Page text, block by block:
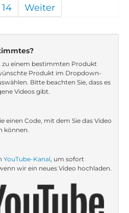
14 Weiter
zu einem bestimmten Produkt
Produkt im Dropdown-
Bitte beachten Sie, dass es
Videos gibt.
einen Code, mit dem Sie das Video
können.
YouTube-Kanal, um sofort
wir ein neues Video hochladen.